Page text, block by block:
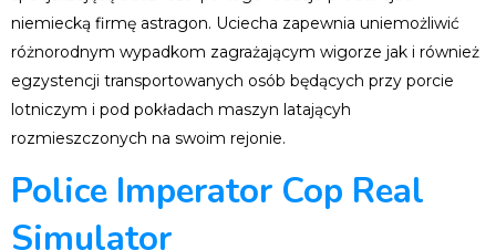
niemiecką firmę astragon. Uciecha zapewnia uniemożliwić
różnorodnym wypadkom zagrażającym wigorze jak i również
egzystencji transportowanych osób będących przy porcie
lotniczym i pod pokładach maszyn latającyh
rozmieszczonych na swoim rejonie.
Police Imperator Cop Real
Simulator